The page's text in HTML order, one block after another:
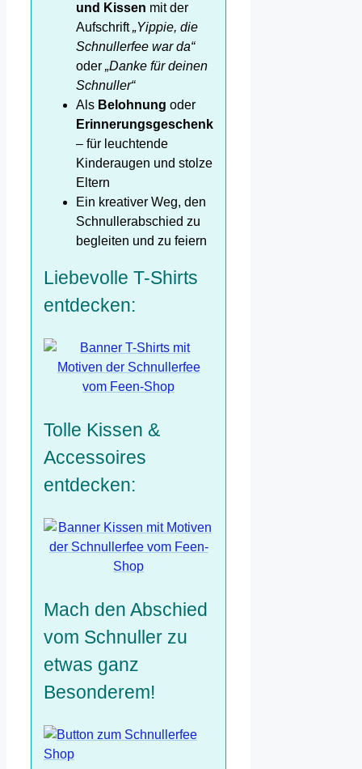
und Kissen mit der
Aufschrift„Yippie, die
Schnullerfee war da“
oder „Danke für deinen
Schnuller“
Als Belohnung oder
Erinnerungsgeschenk
– für leuchtende
Kinderaugen und stolze
Eltern
Ein kreativer Weg, den
Schnullerabschied zu
begleiten und zu feiern
Liebevolle T-Shirts
entdecken:
Tolle Kissen &
Accessoires
entdecken:
Mach den Abschied
vom Schnuller zu
etwas ganz
Besonderem!